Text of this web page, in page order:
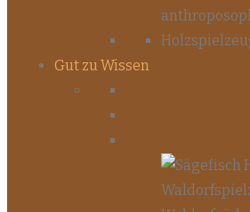
Gut zu Wissen